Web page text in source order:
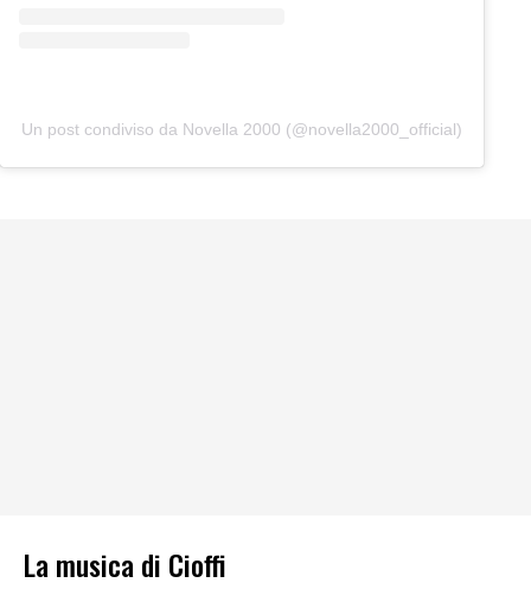
Un post condiviso da Novella 2000 (@novella2000_official)
La musica di Cioffi